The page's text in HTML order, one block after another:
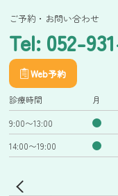
ご予約・お問い合わせ
Tel: 052-
Web予約
診療時間 月
9:00〜13:00
14:00〜19:00